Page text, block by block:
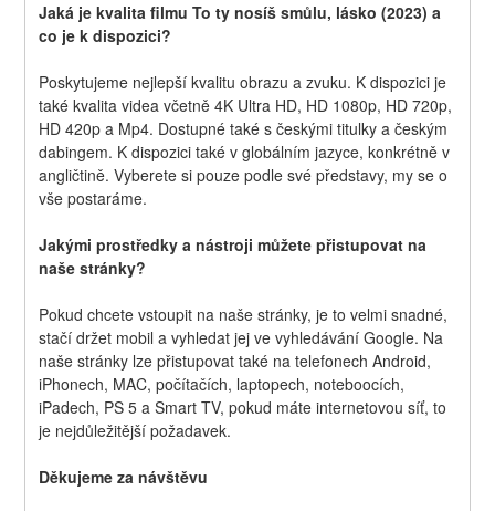
Jaká je kvalita filmu To ty nosíš smůlu, lásko (2023) a
co je k dispozici?
Poskytujeme nejlepší kvalitu obrazu a zvuku. K dispozici je
také kvalita videa včetně 4K Ultra HD, HD 1080p, HD 720p,
HD 420p a Mp4. Dostupné také s českými titulky a českým
dabingem. K dispozici také v globálním jazyce, konkrétně v
angličtině. Vyberete si pouze podle své představy, my se o
vše postaráme.
Jakými prostředky a nástroji můžete přistupovat na
naše stránky?
Pokud chcete vstoupit na naše stránky, je to velmi snadné,
stačí držet mobil a vyhledat jej ve vyhledávání Google. Na
naše stránky lze přistupovat také na telefonech Android,
iPhonech, MAC, počítačích, laptopech, noteboocích,
iPadech, PS 5 a Smart TV, pokud máte internetovou síť, to
je nejdůležitější požadavek.
Děkujeme za návštěvu